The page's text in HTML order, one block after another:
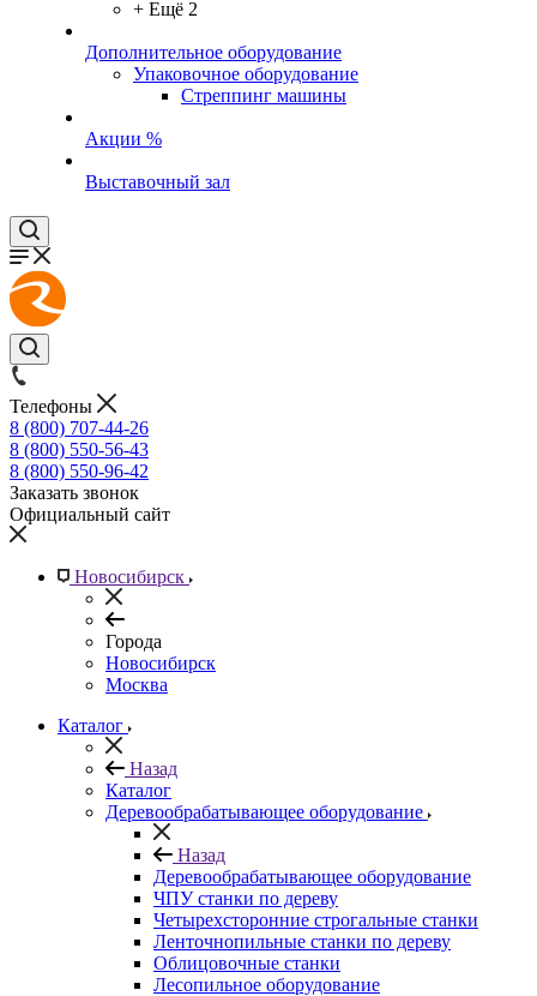
+ Ещё 2
Дополнительное оборудование
Упаковочное оборудование
Стреппинг машины
Акции %
Выставочный зал
Телефоны
8 (800) 707-44-26
8 (800) 550-56-43
8 (800) 550-96-42
Заказать звонок
Официальный сайт
Новосибирск
Города
Новосибирск
Москва
Каталог
Назад
Каталог
Деревообрабатывающее оборудование
Назад
Деревообрабатывающее оборудование
ЧПУ станки по дереву
Четырехсторонние строгальные станки
Ленточнопильные станки по дереву
Облицовочные станки
Лесопильное оборудование